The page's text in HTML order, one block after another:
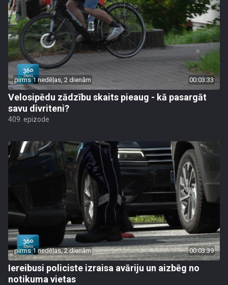
pirms 1 nedēļas, 2 dienām 00:03:33
Velosipēdu zādzību skaits pieaug - kā pasargāt
savu divriteni?
409. epizode
pirms 1 nedēļas, 2 dienām 00:03:39
Iereibusi policiste izraisa avāriju un aizbēg no
notikuma vietas